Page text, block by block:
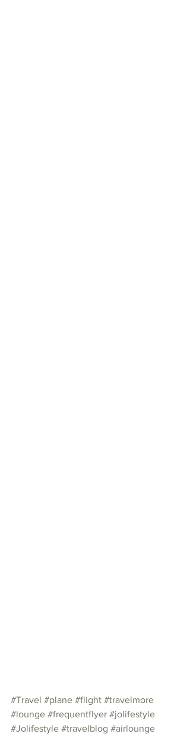
#Travel #plane #flight #travelmore
#lounge #frequentflyer #jolifestyle
#Jolifestyle #travelblog #airlounge